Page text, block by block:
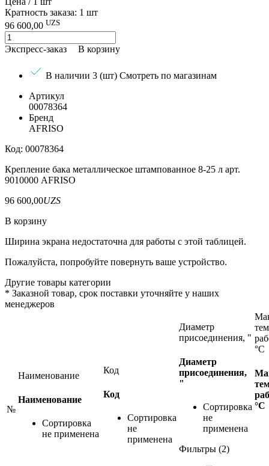
Кратность заказа: 1 шт
96 600,00 UZS
Экспресс-заказ В корзину
В наличии 3 (шт) Смотреть по магазинам
Артикул
00078364
Бренд
AFRISO
Код: 00078364
Крепление бака металлическое штампованное 8-25 л арт.
9010000 AFRISO
96 600,00UZS
В корзину
Ширина экрана недостаточна для работы с этой таблицей.
Пожалуйста, попробуйте повернуть ваше устройство.
Другие товары категории
* Заказной товар, срок поставки уточняйте у наших
менеджеров
№
Наименование
Наименование
Сортировка
не применена
Код
Код
Сортировка
не
применена
Диаметр
присоединения, "
Диаметр
присоединения,
"
Сортировка
не
применена
Фильтры (2)
°С
°С